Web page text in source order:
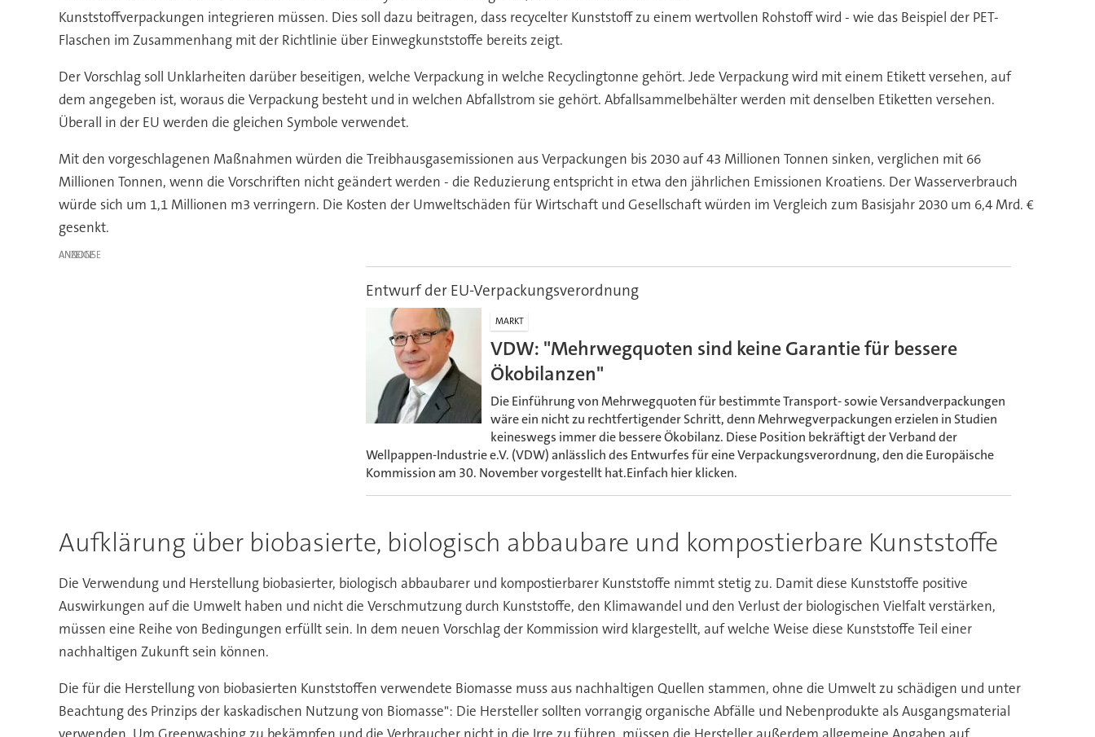
Kunststoffverpackungen integrieren müssen. Dies soll dazu beitragen, dass recycelter Kunststoff zu einem wertvollen Rohstoff wird - wie das Beispiel der PET-
Flaschen im Zusammenhang mit der Richtlinie über Einwegkunststoffe bereits zeigt.
Der Vorschlag soll Unklarheiten darüber beseitigen, welche Verpackung in welche Recyclingtonne gehört. Jede Verpackung wird mit einem Etikett versehen, auf
dem angegeben ist, woraus die Verpackung besteht und in welchen Abfallstrom sie gehört. Abfallsammelbehälter werden mit denselben Etiketten versehen.
Überall in der EU werden die gleichen Symbole verwendet.
Mit den vorgeschlagenen Maßnahmen würden die Treibhausgasemissionen aus Verpackungen bis 2030 auf 43 Millionen Tonnen sinken, verglichen mit 66
Millionen Tonnen, wenn die Vorschriften nicht geändert werden - die Reduzierung entspricht in etwa den jährlichen Emissionen Kroatiens. Der Wasserverbrauch
würde sich um 1,1 Millionen m3 verringern. Die Kosten der Umweltschäden für Wirtschaft und Gesellschaft würden im Vergleich zum Basisjahr 2030 um 6,4 Mrd. €
gesenkt.
ANZEIGE
Entwurf der EU-Verpackungsverordnung
MARKT
VDW: "Mehrwegquoten sind keine Garantie für bessere
Ökobilanzen"
Die Einführung von Mehrwegquoten für bestimmte Transport- sowie Versandverpackungen
wäre ein nicht zu rechtfertigender Schritt, denn Mehrwegverpackungen erzielen in Studien
keineswegs immer die bessere Ökobilanz. Diese Position bekräftigt der Verband der
Wellpappen-Industrie e.V. (VDW) anlässlich des Entwurfes für eine Verpackungsverordnung, den die Europäische
Kommission am 30. November vorgestellt hat.Einfach hier klicken.
Aufklärung über biobasierte, biologisch abbaubare und kompostierbare Kunststoffe
Die Verwendung und Herstellung biobasierter, biologisch abbaubarer und kompostierbarer Kunststoffe nimmt stetig zu. Damit diese Kunststoffe positive
Auswirkungen auf die Umwelt haben und nicht die Verschmutzung durch Kunststoffe, den Klimawandel und den Verlust der biologischen Vielfalt verstärken,
müssen eine Reihe von Bedingungen erfüllt sein. In dem neuen Vorschlag der Kommission wird klargestellt, auf welche Weise diese Kunststoffe Teil einer
nachhaltigen Zukunft sein können.
Die für die Herstellung von biobasierten Kunststoffen verwendete Biomasse muss aus nachhaltigen Quellen stammen, ohne die Umwelt zu schädigen und unter
Beachtung des Prinzips der kaskadischen Nutzung von Biomasse": Die Hersteller sollten vorrangig organische Abfälle und Nebenprodukte als Ausgangsmaterial